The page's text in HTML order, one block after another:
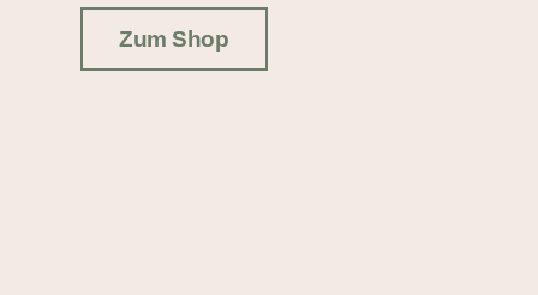
Zum Shop